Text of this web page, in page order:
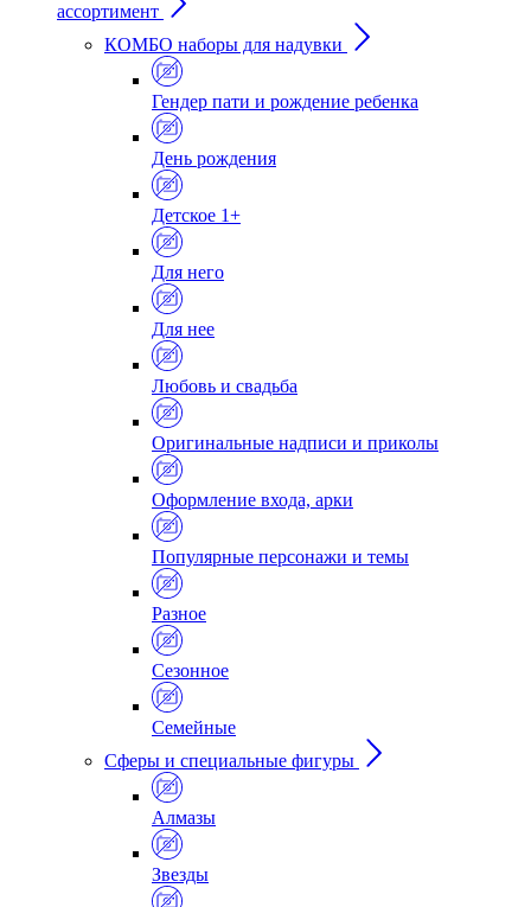
ассортимент
КОМБО наборы для надувки
Гендер пати и рождение ребенка
День рождения
Детское 1+
Для него
Для нее
Любовь и свадьба
Оригинальные надписи и приколы
Оформление входа, арки
Популярные персонажи и темы
Разное
Сезонное
Семейные
Сферы и специальные фигуры
Алмазы
Звезды